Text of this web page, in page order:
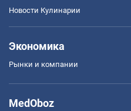
Новости Кулинарии
Экономика
Рынки и компании
MedOboz